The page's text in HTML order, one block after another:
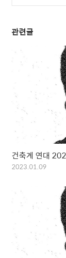
관련글
건축계 연대
2023.01.09